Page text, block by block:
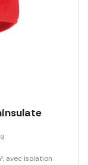
avec isolation